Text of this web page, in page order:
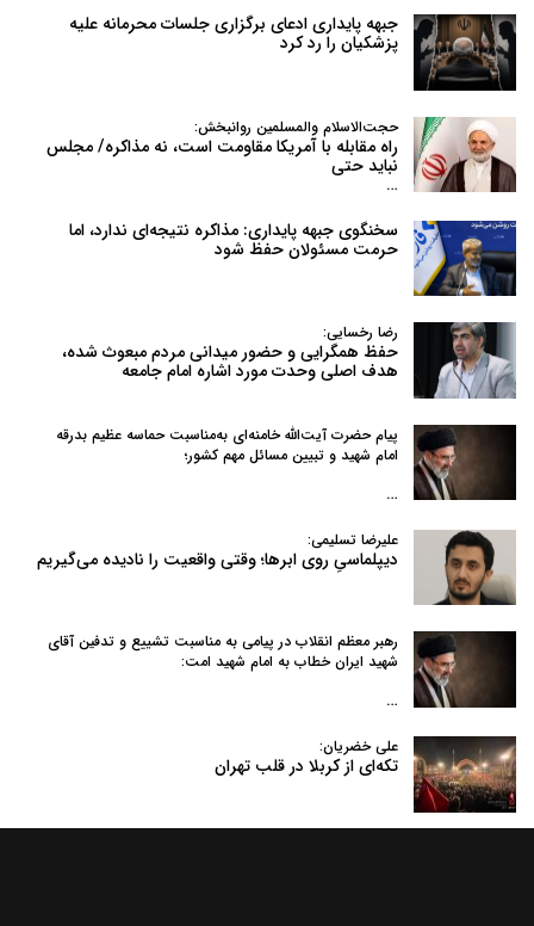
جبهه پایداری ادعای برگزاری جلسات محرمانه علیه
پزشکیان را رد کرد
حجت‌الاسلام والمسلمین روانبخش:
راه مقابله با آمریکا مقاومت است، نه مذاکره/ مجلس
نباید حتی
…
سخنگوی جبهه پایداری: مذاکره نتیجه‌ای ندارد، اما
حرمت مسئولان حفظ شود
رضا رخسایی:
حفظ همگرایی و حضور میدانی مردم مبعوث شده،
هدف اصلی وحدت مورد اشاره امام جامعه
پیام حضرت آیت‌الله خامنه‌ای به‌مناسبت حماسه عظیم بدرقه
امام شهید و تبیین مسائل مهم کشور؛
…
علیرضا تسلیمی:
دیپلماسیِ روی ابرها؛ وقتی واقعیت را نادیده می‌گیریم
رهبر معظم انقلاب در پیامی به‌ مناسبت تشییع و تدفین آقای
شهید ایران خطاب به امام شهید امت:
…
علی خضریان:
تکه‌ای از کربلا در قلب تهران